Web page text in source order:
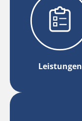
Leistungen